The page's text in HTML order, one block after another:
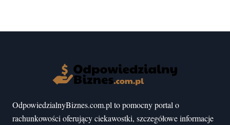
OdpowiedzialnyBiznes.com.pl to pomocny portal o
rachunkowości oferujący ciekawostki, szczegółowe informacje